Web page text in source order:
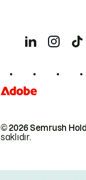
© 2026 Semrush
saklıdır.